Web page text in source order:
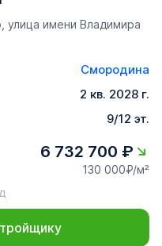
улица имени Владимира
Смородина
2 кв. 2028 г.
9/12 эт.
6 732 700 ₽
130 000₽/м²